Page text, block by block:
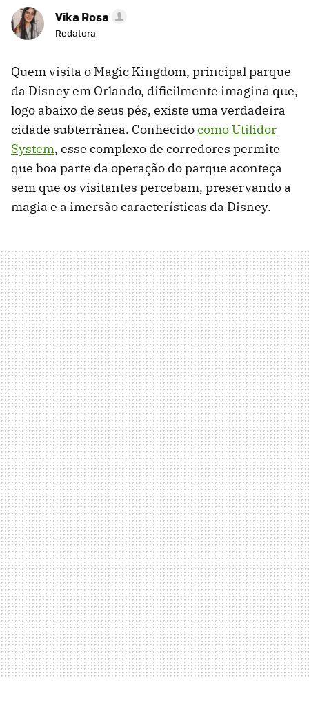
Vika Rosa
Redatora
Quem visita o Magic Kingdom, principal parque
da Disney em Orlando, dificilmente imagina que,
logo abaixo de seus pés, existe uma verdadeira
cidade subterrânea. Conhecidocomo Utilidor
System, esse complexo de corredores permite
que boa parte da operação do parque aconteça
sem que os visitantes percebam, preservando a
magia e a imersão características da Disney.